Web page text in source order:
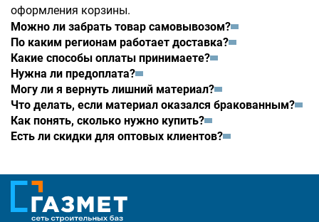
оформления корзины.
Можно ли забрать товар самовывозом?
По каким регионам работает доставка?
Какие способы оплаты принимаете?
Нужна ли предоплата?
Могу ли я вернуть лишний материал?
Что делать, если материал оказался бракованным?
Как понять, сколько нужно купить?
Есть ли скидки для оптовых клиентов?